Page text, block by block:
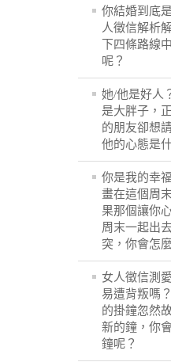
你結婚到底
人徵信解析
下四條路線
呢？
她/他是好人
是大胖子，
的朋友卻想
他的心態是
你是我的幸
畫在這個周
果那個讓你
周末一起出
突，你會怎
女人徵信測
易遭背叛嗎
的掛鐘忽然
新的鐘，你
鐘呢？